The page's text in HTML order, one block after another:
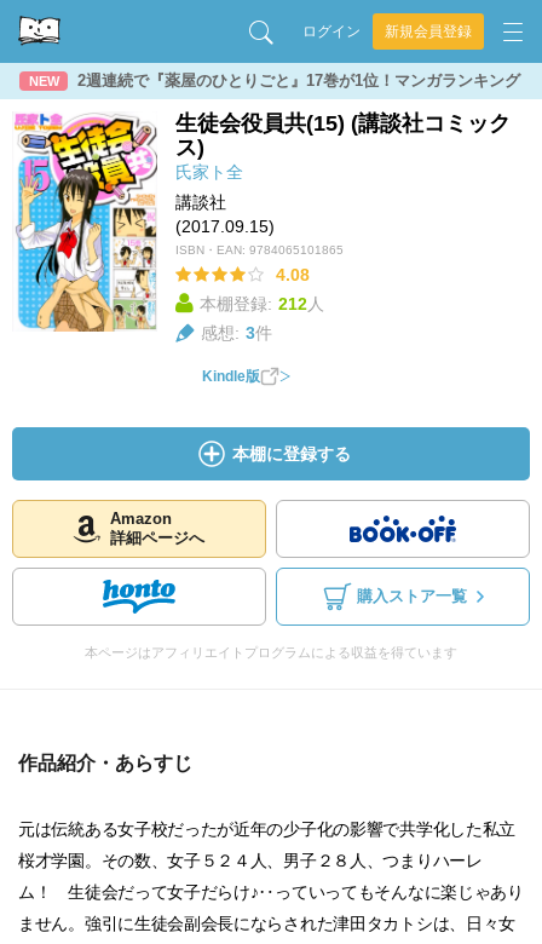
ログイン 新規会員登録
NEW 2週連続で『薬屋のひとりごと』17巻が1位！マンガランキング
生徒会役員共(15) (講談社コミック
ス)
氏家ト全
講談社
(2017.09.15)
ISBN・EAN: 9784065101865
4.08
本棚登録: 212人
感想: 3件
Kindle版
本棚に登録する
Amazon
詳細ページへ
購入ストア一覧
本ページはアフィリエイトプログラムによる収益を得ています
作品紹介・あらすじ
元は伝統ある女子校だったが近年の少子化の影響で共学化した私立
桜才学園。その数、女子５２４人、男子２８人、つまりハーレ
ム！ 生徒会だって女子だらけ♪‥っていってもそんなに楽じゃあり
ません。強引に生徒会副会長にならされた津田タカトシは、日々女